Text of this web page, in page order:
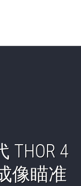
THOR 4
像瞄准